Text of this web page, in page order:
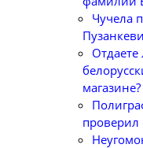
Чучела
магазине?
проверил